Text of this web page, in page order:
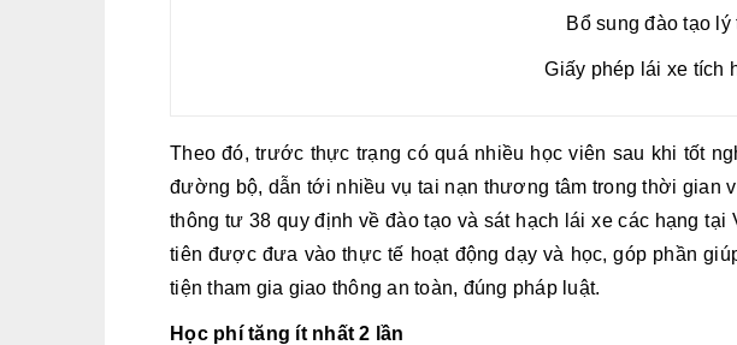
Bổ sung đào tạo
Giấy phép lái xe tích
Theo đó, trước thực trạng có quá nhiều học viên sau khi tốt
đường bộ, dẫn tới nhiều vụ tai nạn thương tâm trong thời gian
thông tư 38 quy định về đào tạo và sát hạch lái xe các hạng
tiên được đưa vào thực tế hoạt động dạy và học, góp phần
tiện tham gia giao thông an toàn, đúng pháp luật.
Học phí tăng ít nhất 2 lần